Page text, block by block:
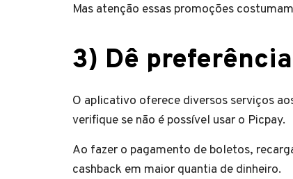
Mas atenção essas promoções
3) Dê
O aplicativo oferece diversos serviços
verifique se não é possível usar o Picpay.
Ao fazer o pagamento de boletos,
cashback em maior quantia de dinheiro.